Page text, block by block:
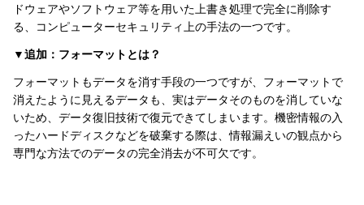
ドウェアやソフトウェア等を用いた上書き処理で完全に削除す
る、コンピューターセキュリティ上の手法の一つです。
▼追加：フォーマットとは？
フォーマットもデータを消す手段の一つですが、フォーマットで
消えたように見えるデータも、実はデータそのものを消していな
いため、データ復旧技術で復元できてしまいます。機密情報の入
ったハードディスクなどを破棄する際は、情報漏えいの観点から
専門な方法でのデータの完全消去が不可欠です。